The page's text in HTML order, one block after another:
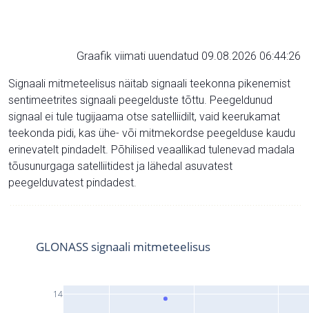
Graafik viimati uuendatud 09.08.2026 06:44:26
Signaali mitmeteelisus näitab signaali teekonna pikenemist
sentimeetrites signaali peegelduste tõttu. Peegeldunud
signaal ei tule tugijaama otse satelliidilt, vaid keerukamat
teekonda pidi, kas ühe- või mitmekordse peegelduse kaudu
erinevatelt pindadelt. Põhilised veaallikad tulenevad madala
tõusunurgaga satelliitidest ja lähedal asuvatest
peegelduvatest pindadest.
14
GLONASS signaali mitmeteelisus